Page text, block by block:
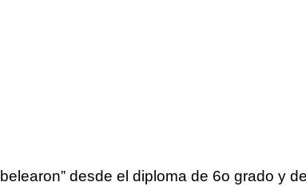
desde el diploma de 6o grado y